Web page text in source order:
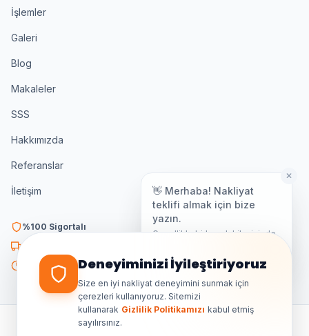
İşlemler
Galeri
Blog
Makaleler
SSS
Hakkımızda
Referanslar
İletişim
%100 Sigortalı
K3 Belgeli
7/24 Destek
Ankara Özdemir Nakliyat. Tüm hakları saklıdır.
Deneyiminizi İyileştiriyoruz
Size en iyi nakliyat deneyimini sunmak için
çerezleri kullanıyoruz. Sitemizi
kullanarak Gizlilik Politikamızı kabul etmiş
sayılırsınız.
✕
👋 Merhaba! Nakliyat
teklifi almak için bize
yazın.
Genellikle birkaç dakika içinde